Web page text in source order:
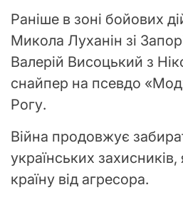
Раніше в зоні бойових
Микола Луханін зі
Валерій Висоцький з
снайпер на псевдо
Рогу.
Війна продовжує
українських захисників,
країну від агресора.